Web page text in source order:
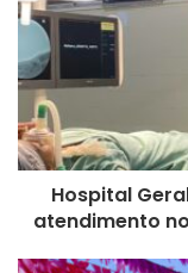
Hospital
atendimento